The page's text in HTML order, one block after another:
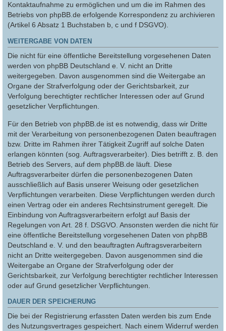
Kontaktaufnahme zu ermöglichen und um die im Rahmen des
Betriebs von phpBB.de erfolgende Korrespondenz zu archivieren
(Artikel 6 Absatz 1 Buchstaben b, c und f DSGVO).
WEITERGABE VON DATEN
Die nicht für eine öffentliche Bereitstellung vorgesehenen Daten
werden von phpBB Deutschland e. V. nicht an Dritte
weitergegeben. Davon ausgenommen sind die Weitergabe an
Organe der Strafverfolgung oder der Gerichtsbarkeit, zur
Verfolgung berechtigter rechtlicher Interessen oder auf Grund
gesetzlicher Verpflichtungen.
Für den Betrieb von phpBB.de ist es notwendig, dass wir Dritte
mit der Verarbeitung von personenbezogenen Daten beauftragen
bzw. Dritte im Rahmen ihrer Tätigkeit Zugriff auf solche Daten
erlangen könnten (sog. Auftragsverarbeiter). Dies betrifft z. B. den
Betrieb des Servers, auf dem phpBB.de läuft. Diese
Auftragsverarbeiter dürfen die personenbezogenen Daten
ausschließlich auf Basis unserer Weisung oder gesetzlichen
Verpflichtungen verarbeiten. Diese Verpflichtungen werden durch
einen Vertrag oder ein anderes Rechtsinstrument geregelt. Die
Einbindung von Auftragsverarbeitern erfolgt auf Basis der
Regelungen von Art. 28 f. DSGVO. Ansonsten werden die nicht für
eine öffentliche Bereitstellung vorgesehenen Daten von phpBB
Deutschland e. V. und den beauftragten Auftragsverarbeitern
nicht an Dritte weitergegeben. Davon ausgenommen sind die
Weitergabe an Organe der Strafverfolgung oder der
Gerichtsbarkeit, zur Verfolgung berechtigter rechtlicher Interessen
oder auf Grund gesetzlicher Verpflichtungen.
DAUER DER SPEICHERUNG
Die bei der Registrierung erfassten Daten werden bis zum Ende
des Nutzungsvertrages gespeichert. Nach einem Widerruf werden